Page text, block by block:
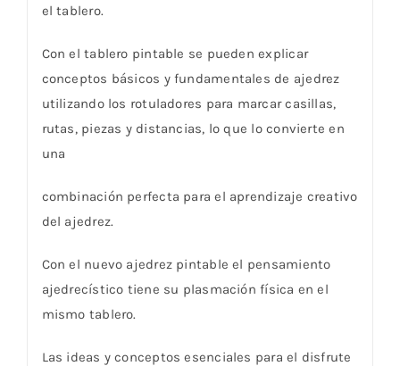
el tablero.
Con el tablero pintable se pueden explicar
conceptos básicos y fundamentales de ajedrez
utilizando los rotuladores para marcar casillas,
rutas, piezas y distancias, lo que lo convierte en
una
combinación perfecta para el aprendizaje creativo
del ajedrez.
Con el nuevo ajedrez pintable el pensamiento
ajedrecístico tiene su plasmación física en el
mismo tablero.
Las ideas y conceptos esenciales para el disfrute